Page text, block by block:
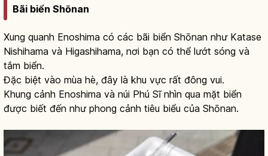
Bãi biển Shōnan
Xung quanh Enoshima có các bãi biển Shōnan như Katase
Nishihama và Higashihama, nơi bạn có thể lướt sóng và
tắm biển.
Đặc biệt vào mùa hè, đây là khu vực rất đông vui.
Khung cảnh Enoshima và núi Phú Sĩ nhìn qua mặt biển
được biết đến như phong cảnh tiêu biểu của Shōnan.